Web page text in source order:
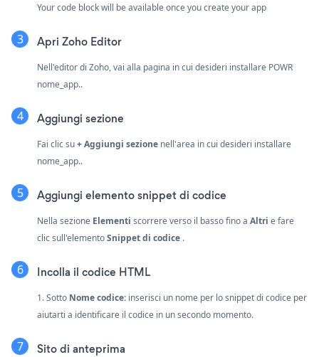
Your code block will be available once you create your app
Apri Zoho Editor
Nell'editor di Zoho, vai alla pagina in cui desideri installare POWR
nome_app..
Aggiungi sezione
Fai clic su+ Aggiungi sezione nell'area in cui desideri installare
nome_app..
Aggiungi elemento snippet di codice
Nella sezione Elementi scorrere verso il basso fino a Altri e fare
clic sull'elementoSnippet di codice .
Incolla il codice HTML
1. Sotto Nome codice: inserisci un nome per lo snippet di codice per
aiutarti a identificare il codice in un secondo momento.
Sito di anteprima